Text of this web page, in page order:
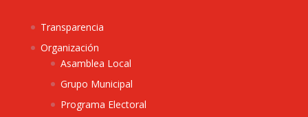
Transparencia
Organización
Asamblea Local
Grupo Municipal
Programa Electoral